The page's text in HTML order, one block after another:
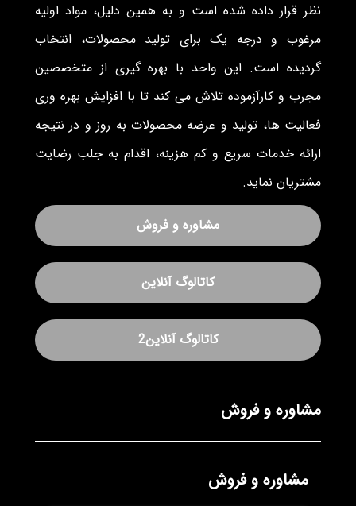
نظر قرار داده شده است و به همین دلیل، مواد اولیه
مرغوب و درجه یک برای تولید محصولات، انتخاب
گردیده است. این واحد با بهره گیری از متخصصین
مجرب و کارآزموده تلاش می کند تا با افزایش بهره وری
فعالیت ها، تولید و عرضه محصولات به روز و در نتیجه
ارائه خدمات سریع و کم هزینه، اقدام به جلب رضایت
مشتریان نماید.
مشاوره و فروش
کاتالوگ آنلاین
کاتالوگ آنلاین2
مشاوره و فروش
مشاوره و فروش